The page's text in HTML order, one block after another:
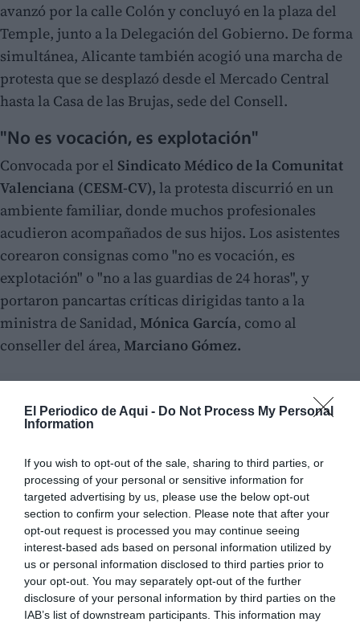
El Periodico de Aqui - Do Not Process My Personal
Information
If you wish to opt-out of the sale, sharing to third parties, or
processing of your personal or sensitive information for
targeted advertising by us, please use the below opt-out
section to confirm your selection. Please note that after your
opt-out request is processed you may continue seeing
interest-based ads based on personal information utilized by
us or personal information disclosed to third parties prior to
your opt-out. You may separately opt-out of the further
disclosure of your personal information by third parties on the
IAB’s list of downstream participants. This information may
avanzó por la calle Colón y concluyó en la plaza del
Temple, junto a la Delegación del Gobierno. De forma
simultánea, Alicante también acogió una marcha de
protesta que se desplazó desde el Mercado Central
hasta la Casa de las Brujas, sede del Consell.
"No es vocación, es explotación"
Convocada por el Sindicato Médico de la Comunitat
Valenciana (CESM-CV), la protesta discurrió en un
ambiente familiar, donde muchos profesionales
acudieron acompañados de sus hijos. Los asistentes
corearon consignas como "no es vocación, es
explotación" o "no a las guardias de 24 horas", y
portaron pancartas críticas dirigidas tanto a la
ministra de Sanidad, Mónica García, como al
conseller del área, Marciano Gómez.